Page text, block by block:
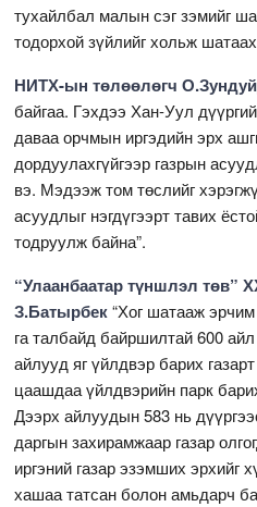
тухайлбал малын сэг зэмийг
тодорхой зүйлийг хольж шатаах
НИТХ-ын төлөөлөгч
байгаа. Гэхдээ Хан-Уул
даваа орчмын иргэдийн эрх
дордуулахгүйгээр газрын
вэ. Мэдээж том төслийг
асуудлыг нэгдүгээрт тавих
тодруулж байна”.
“Улаанбаатар түншлэл төв”
З.Батырбек“Хог шатааж
га талбайд байршилтай 600
айлууд яг үйлдвэр барих
цаашдаа үйлдвэрийн парк
Дээрх айлуудын 583 нь
даргын захирамжаар газар
иргэний газар эзэмших эрхийг
хашаа татсан болон амьдарч